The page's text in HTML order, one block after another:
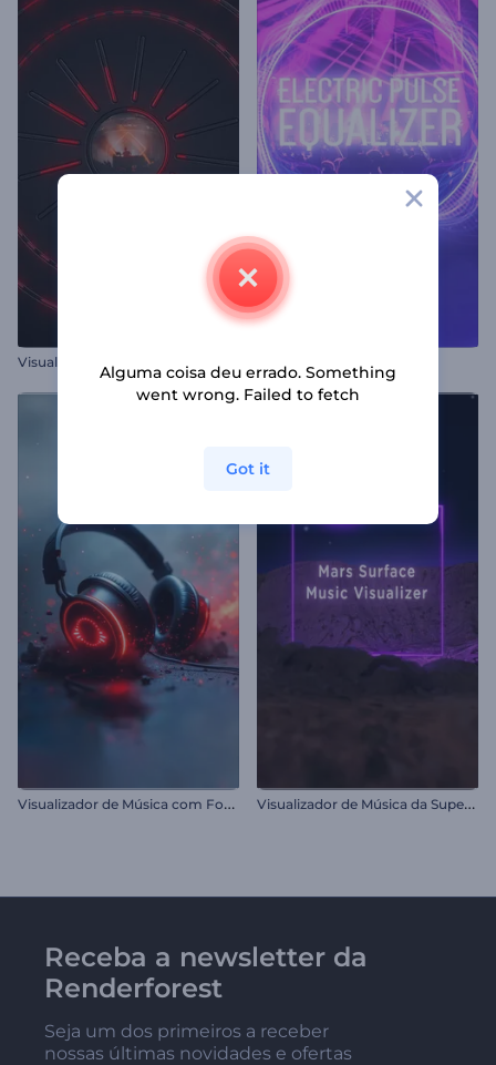
Equalizador Pulso Elétrico
V
isualizador de Música com Fones de Ouvido Rítmicos V
isualizador de Música da Superfície de Marte
Receba a newsletter da
Renderforest
Seja um dos primeiros a receber
nossas últimas novidades e ofertas
Alguma coisa deu errado. Something
went wrong. Failed to fetch
Got it